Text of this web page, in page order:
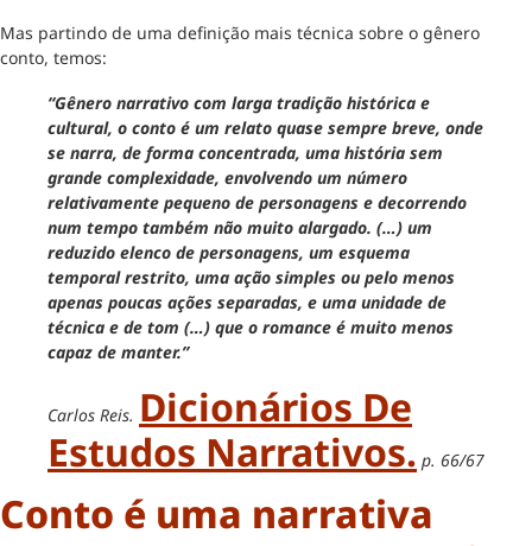
Mas partindo de uma definição mais técnica sobre o gênero
conto, temos:
“Gênero narrativo com larga tradição histórica e
cultural, o conto é um relato quase sempre breve, onde
se narra, de forma concentrada, uma história sem
grande complexidade, envolvendo um número
relativamente pequeno de personagens e decorrendo
num tempo também não muito alargado. (…) um
reduzido elenco de personagens, um esquema
temporal restrito, uma ação simples ou pelo menos
apenas poucas ações separadas, e uma unidade de
técnica e de tom (…) que o romance é muito menos
capaz de manter.”
Carlos Reis. Dicionários De
Estudos Narrativos. p. 66/67
Conto é uma narrativa